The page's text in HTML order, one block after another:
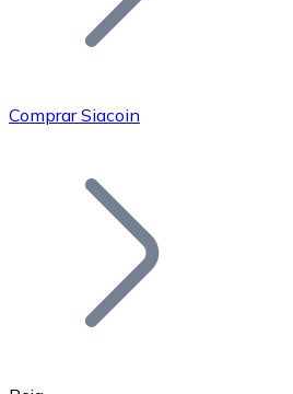
Bitcoin
Comprar Siacoin